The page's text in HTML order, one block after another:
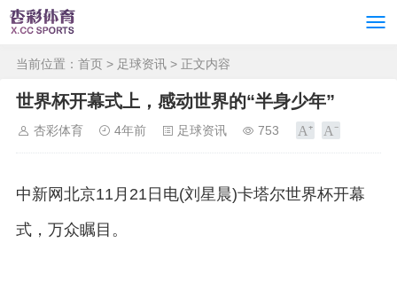
当前位置： 首页 > 足球资讯 > 正文内容
世界杯开幕式上，感动世界的“半身少年”
杏彩体育 4年前 足球资讯 753
中新网北京11月21日电(刘星晨)卡塔尔世界杯开幕
式，万众瞩目。